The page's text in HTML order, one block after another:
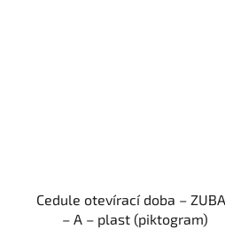
Cedule otevírací doba –
– A – plast (piktogram)